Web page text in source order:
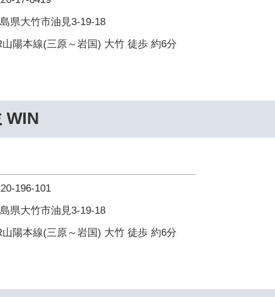
県大竹市油見3-19-18
山陽本線(三原～岩国) 大竹 徒歩 約6分
WIN
196-101
県大竹市油見3-19-18
山陽本線(三原～岩国) 大竹 徒歩 約6分